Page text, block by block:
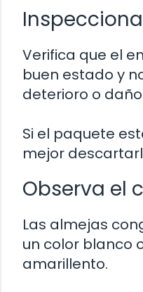
Verifica que el
buen estado y
deterioro o
Si el paquete
mejor
Observa el
Las almejas
un color blanco
amarillento.